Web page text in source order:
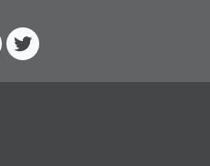
Twitter